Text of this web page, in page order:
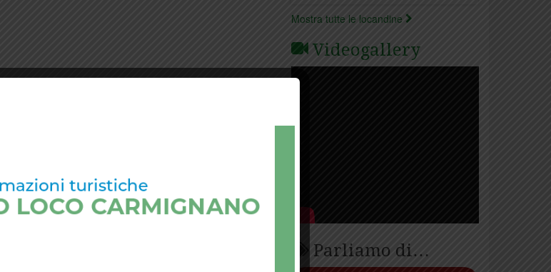
Mostra tutte le locandine
Videogallery
Parliamo di…